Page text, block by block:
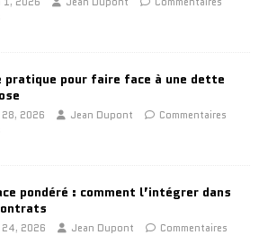
pratique pour faire face à une dette
28, 2026 Jean Dupont
Commentaires
pondéré : comment l’intégrer dans
24, 2026 Jean Dupont
Commentaires